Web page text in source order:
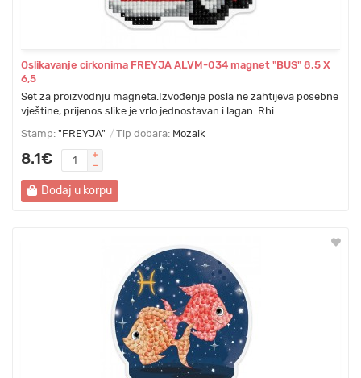
Oslikavanje cirkonima FREYJA ALVM-034 magnet "BUS" 8.5 Х
6,5
Set za proizvodnju magneta.Izvođenje posla ne zahtijeva posebne
vještine, prijenos slike je vrlo jednostavan i lagan. Rhi..
Stamp: "FREYJA" Tip dobara: Mozaik
8.1€
Dodaj u korpu